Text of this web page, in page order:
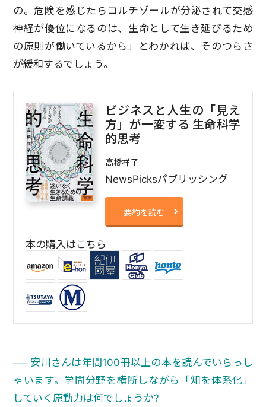
の。危険を感じたらコルチゾールが分泌されて交感
神経が優位になるのは、生命として生き延びるため
の原則が働いているから」とわかれば、そのつらさ
が緩和するでしょう。
ビジネスと人生の「見え
方」が一変する 生命科学
的思考
高橋祥子
NewsPicksパブリッシング
要約を読む
本の購入はこちら
── 安川さんは年間100冊以上の本を読んでいらっし
ゃいます。学問分野を横断しながら「知を体系化」
していく原動力は何でしょうか?